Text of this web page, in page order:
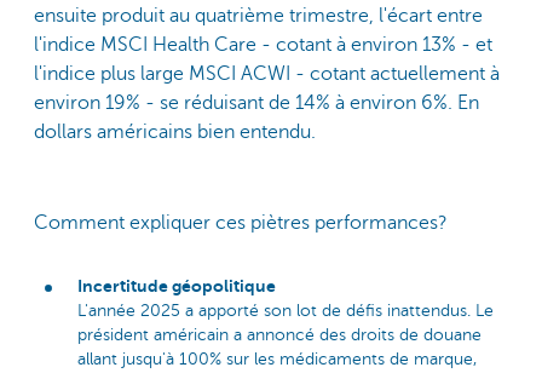
ensuite produit au quatrième trimestre, l'écart entre
l'indice MSCI Health Care - cotant à environ 13% - et
l'indice plus large MSCI ACWI - cotant actuellement à
environ 19% - se réduisant de 14% à environ 6%. En
dollars américains bien entendu.
Comment expliquer ces piètres performances?
Incertitude géopolitique
L'année 2025 a apporté son lot de défis inattendus. Le
président américain a annoncé des droits de douane
allant jusqu'à 100% sur les médicaments de marque,